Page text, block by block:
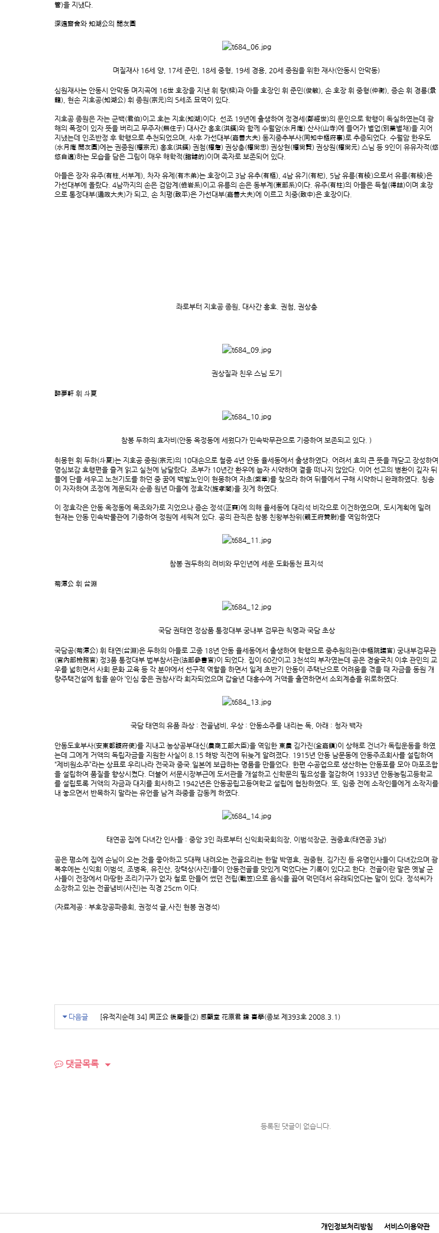
管)을 지냈다.
深遠齋舍와 知湖公의 閒友圖
며질재사 16세 양, 17세 준민, 18세 중형, 19세 경용, 20세 종원을 위한 재사(안동시 안막동)
심원재사는 안동시 안막동 며지곡에 16世 호장을 지낸 휘 량(樑)과 아들 호장인 휘 준민(俊敏), 손 호장 휘 중형(仲衡), 증손 휘 경룡(景
龍), 현손 지호공(知湖公) 휘 종원(宗元)의 5세조 묘역이 있다.
지호공 종원은 자는 군백(君伯)이고 호는 지호(知湖)이다. 선조 19년에 출생하여 정경세(鄭經世)의 문인으로 학행이 독실하였는데 광
해의 폭정이 있자 뜻을 버리고 무주자(無住子) 대사간 홍호(洪鎬)와 함께 수월암(水月庵) 산사(山寺)에 들어가 별업(別業별채)을 지어
지냈는데 인조반정 후 학행으로 추천되었으며, 사후 가선대부(嘉善大夫) 동지중추부사(同知中樞府事)로 추증되었다. 수월암 한우도
(水月庵 閒友圖)에는 권종원(權宗元) 홍호(洪鎬) 권첨(權詹) 권상충(權尙忠) 권상현(權尙賢) 권상원(權尙元) 스님 등 9인이 유유자적(悠
悠自適)하는 모습을 담은 그림이 매우 해학적(諧謔的)이며 족자로 보존되어 있다.
아들은 장자 유주(有柱,서부계), 차자 유제(有木弟)는 호장이고 3남 유추(有樞), 4남 유기(有杞), 5남 유릉(有棱)으로서 유릉(有棱)은
가선대부에 올랐다. 4남까지의 손은 검암계(儉岩系)이고 유릉의 손은 동부계(東部系)이다. 유주(有柱)의 아들은 득철(得喆)이며 호장
으로 통정대부(通政大夫)가 되고, 손 치평(致平)은 가선대부(嘉善大夫)에 이르고 치중(致中)은 호장이다.
좌로부터 지호공 종원, 대사간 홍호. 권첨, 권상충
권상질과 친우 스님 도기
醉夢軒 휘 斗夏
참봉 두하의 효자비(안동 옥정동에 세웠다가 민속박무관으로 기증하여 보존되고 있다. )
취몽헌 휘 두하(斗夏)는 지호공 종원(宗元)의 10대손으로 철종 4년 안동 율세동에서 출생하였다. 어려서 효의 큰 뜻을 깨닫고 장성하여
명심보감 효행편을 즐겨 읽고 실천에 남달랐다. 조부가 10년간 환우에 눕자 시약하며 곁을 떠나지 않았다. 이어 선고의 병환이 깊자 뒤
뜰에 단을 세우고 노천기도를 하던 중 꿈에 백발노인이 현몽하여 자초(紫草)를 찾으라 하여 뒤뜰에서 구해 시약하니 완쾌하였다. 칭송
이 자자하여 조정에 계문되자 순종 원년 마을에 정효각(旌孝閣)을 짓게 하였다.
이 정효각은 안동 옥정동에 목조와가로 지었으나 증손 정석(正奭)에 의해 율세동에 대리석 비각으로 이건하였으며, 도시계획에 밀려
현재는 안동 민속박물관에 기증하여 정원에 세워져 있다. 공의 관직은 참봉 친왕부찬위(親王府贊尉)를 역임하였다
참봉 권두하의 려비와 무인년에 세운 도화동천 표지석
菊潭公 휘 台淵
국담 권태연 정삼품 통정대부 궁내부 검무관 칙명과 국담 초상
국담공(菊潭公) 휘 태연(台淵)은 두하의 아들로 고종 18년 안동 율세동에서 출생하여 학행으로 중추원의관(中樞院議官) 궁내부검무관
(宮內部檢務官) 정3품 통정대부 법부참서관(法部參書官)이 되었다. 집이 60간이고 3천석의 부자였는데 공은 경술국치 이후 관민의 교
우를 넓히면서 사회 문화 교육 등 각 분야에서 선구적 역할을 하면서 일제 초반기 안동이 주택난으로 어려움을 겪을 때 자금을 동원 개
량주택건설에 힘을 쏟아 ‘인심 좋은 권참사’라 회자되었으며 갑술년 대홍수에 거액을 출연하면서 소외계층을 위로하였다.
국담 태연의 유품 좌상 : 전골냄비, 우상 : 안동소주를 내리는 독, 아래 : 청자 백자
안동도호부사(安東都護府使)를 지내고 농상공부대신(農商工部大臣)을 역임한 東農 김가진(金嘉鎭)이 상해로 건너가 독립운동을 하였
는데 그에게 거액의 독립자금을 지원한 사실이 8.15 해방 직전에 뒤늦게 알려졌다. 1915년 안동 남문동에 안동주조회사를 설립하여
“제비원소주”라는 상표로 우리나라 전국과 중국.일본에 보급하는 명품을 만들었다. 한편 수공업으로 생산하는 안동포를 모아 마포조합
을 설립하여 품질을 향상시켰다. 더불어 서문시장부근에 도서관을 개설하고 신학문의 필요성을 절감하여 1933년 안동농림고등학교
를 설립토록 거액의 자금과 대지를 희사하고 1942년은 안동공립고등여학교 설립에 협찬하였다. 또, 임종 전에 소작인들에게 소작지를
내 놓으면서 반목하지 말라는 유언을 남겨 좌중을 감동케 하였다.
태연공 집에 다녀간 인사들 : 중앙 3인 좌로부터 신익희국회의장, 이범석장군, 권중효(태연공 3남)
공은 평소에 집에 손님이 오는 것을 좋아하고 5대째 내려오는 전골요리는 한말 박영효, 권중현, 김가진 등 유명인사들이 다녀갔으며 광
복후에는 신익희 이범석, 조병옥, 유진산, 장택상(사진)들이 안동전골을 맛있게 먹었다는 기록이 있다고 한다. 전골이란 말은 옛날 군
사들이 전장에서 마땅한 조리기구가 없자 철로 만들어 썼던 전립(戰笠)으로 음식을 끓여 먹던데서 유래되었다는 말이 있다. 정석씨가
소장하고 있는 전골냄비(사진)는 직경 25cm 이다.
(자료제공 : 부호장공파종회, 권정석 글,사진 현봉 권경석)
다음글 [유적지순례 34] 同正公 後裔들(2) 感顧堂 花原君 諱 喜學(종보 제393호 2008.3.1)
댓글목록
등록된 댓글이 없습니다.
개인정보처리방침 서비스이용약관